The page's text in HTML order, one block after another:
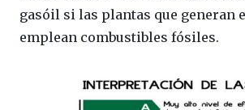
gasóil si las plantas que generan
emplean combustibles fósiles.